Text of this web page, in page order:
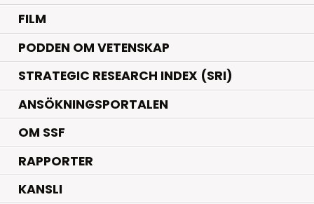
FILM
PODDEN OM VETENSKAP
STRATEGIC RESEARCH INDEX (SRI)
ANSÖKNINGSPORTALEN
OM SSF
RAPPORTER
KANSLI